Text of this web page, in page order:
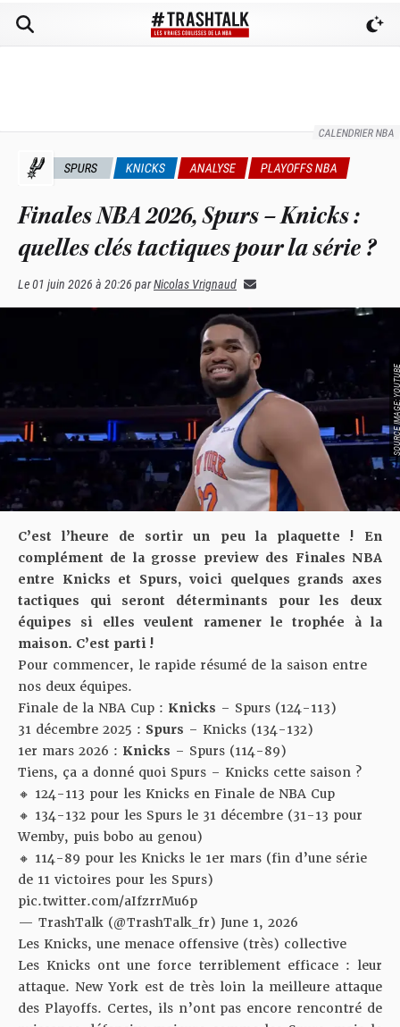
CALENDRIER NBA
SPURS KNICKS ANALYSE PLAYOFFS NBA
Finales NBA 2026, Spurs – Knicks :
quelles clés tactiques pour la série ?
Le01 juin 2026 à 20:26 parNicolas Vrignaud
SOURCE
C’est l’heure de sortir un peu la plaquette ! En
complément de la grosse preview des Finales NBA
entre Knicks et Spurs, voici quelques grands axes
tactiques qui seront déterminants pour les deux
équipes si elles veulent ramener le trophée à la
maison. C’est parti !
Pour commencer, le rapide résumé de la saison entre
nos deux équipes.
Finale de la NBA Cup : Knicks – Spurs (124-113)
31 décembre 2025 : Spurs – Knicks (134-132)
1er mars 2026 : Knicks – Spurs (114-89)
Tiens, ça a donné quoi Spurs – Knicks cette saison ?
🔸 124-113 pour les Knicks en Finale de NBA Cup
🔸 134-132 pour les Spurs le 31 décembre (31-13 pour
Wemby, puis bobo au genou)
🔸 114-89 pour les Knicks le 1er mars (fin d’une série
de 11 victoires pour les Spurs)
pic.twitter.com/aIfzrrMu6p
— TrashTalk (@TrashTalk_fr) June 1, 2026
Les Knicks, une menace offensive (très) collective
Les Knicks ont une force terriblement efficace : leur
attaque. New York est de très loin la meilleure attaque
des Playoffs. Certes, ils n’ont pas encore rencontré de